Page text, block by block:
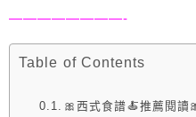
————————-
Table of Contents
🎀西式食譜🍝推薦閱讀